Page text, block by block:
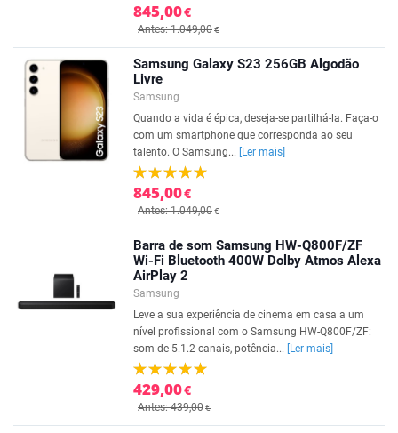
845,00€
Antes: 1.049,00€
Samsung Galaxy S23 256GB Algodão
Livre
Samsung
Quando a vida é épica, deseja-se partilhá-la. Faça-o
com um smartphone que corresponda ao seu
talento. O Samsung...
[Ler mais]
845,00€
Antes: 1.049,00€
Barra de som Samsung HW-Q800F/ZF
Wi-Fi Bluetooth 400W Dolby Atmos Alexa
AirPlay 2
Samsung
Leve a sua experiência de cinema em casa a um
nível profissional com o Samsung HW-Q800F/ZF:
som de 5.1.2 canais, potência...
[Ler mais]
429,00€
Antes: 439,00€